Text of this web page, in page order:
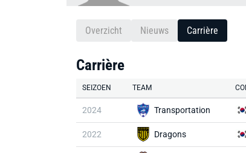
Overzicht Nieuws Carrière
Carrière
SEIZOEN TEAM
2024 Transportation
2022 Dragons